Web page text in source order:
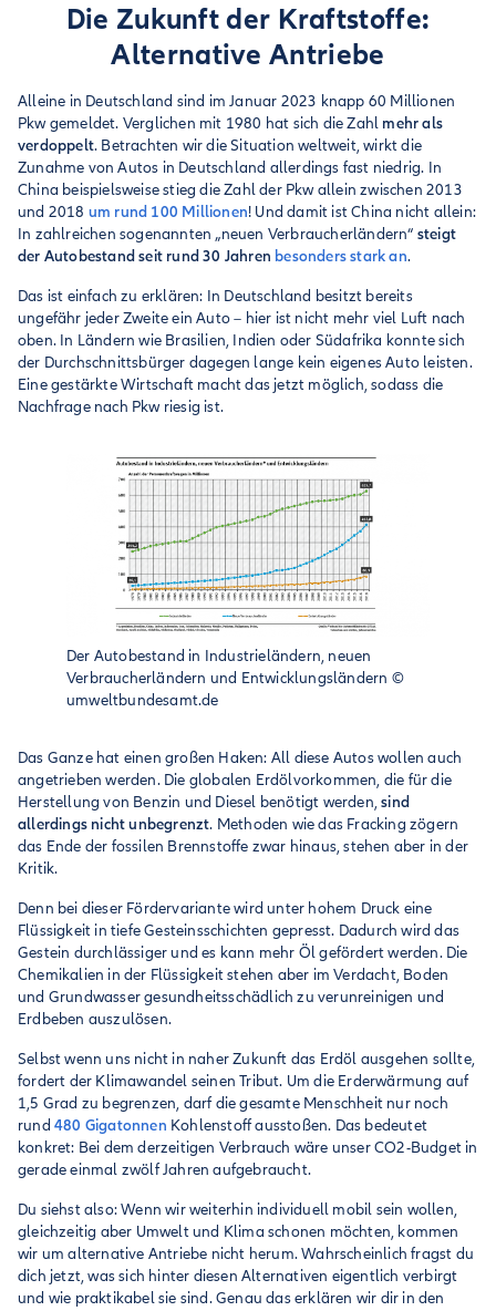
Die Zukunft der Kraftstoffe:
Alternative Antriebe
Alleine in Deutschland sind im Januar 2023 knapp 60 Millionen
Pkw gemeldet. Verglichen mit 1980 hat sich die Zahl mehr als
verdoppelt. Betrachten wir die Situation weltweit, wirkt die
Zunahme von Autos in Deutschland allerdings fast niedrig. In
China beispielsweise stieg die Zahl der Pkw allein zwischen 2013
und 2018 um rund 100 Millionen! Und damit ist China nicht allein:
In zahlreichen sogenannten „neuen Verbraucherländern“ steigt
der Autobestand seit rund 30 Jahren besonders stark an.
Das ist einfach zu erklären: In Deutschland besitzt bereits
ungefähr jeder Zweite ein Auto – hier ist nicht mehr viel Luft nach
oben. In Ländern wie Brasilien, Indien oder Südafrika konnte sich
der Durchschnittsbürger dagegen lange kein eigenes Auto leisten.
Eine gestärkte Wirtschaft macht das jetzt möglich, sodass die
Nachfrage nach Pkw riesig ist.
Der Autobestand in Industrieländern, neuen
Verbraucherländern und Entwicklungsländern ©
umweltbundesamt.de
Das Ganze hat einen großen Haken: All diese Autos wollen auch
angetrieben werden. Die globalen Erdölvorkommen, die für die
Herstellung von Benzin und Diesel benötigt werden,sind
allerdings nicht unbegrenzt. Methoden wie das Fracking zögern
das Ende der fossilen Brennstoffe zwar hinaus, stehen aber in der
Kritik.
Denn bei dieser Fördervariante wird unter hohem Druck eine
Flüssigkeit in tiefe Gesteinsschichten gepresst. Dadurch wird das
Gestein durchlässiger und es kann mehr Öl gefördert werden. Die
Chemikalien in der Flüssigkeit stehen aber im Verdacht, Boden
und Grundwasser gesundheitsschädlich zu verunreinigen und
Erdbeben auszulösen.
Selbst wenn uns nicht in naher Zukunft das Erdöl ausgehen sollte,
fordert der Klimawandel seinen Tribut. Um die Erderwärmung auf
1,5 Grad zu begrenzen, darf die gesamte Menschheit nur noch
rund 480 Gigatonnen Kohlenstoff ausstoßen. Das bedeutet
konkret: Bei dem derzeitigen Verbrauch wäre unser CO2-Budget in
gerade einmal zwölf Jahren aufgebraucht.
Du siehst also: Wenn wir weiterhin individuell mobil sein wollen,
gleichzeitig aber Umwelt und Klima schonen möchten, kommen
wir um alternative Antriebe nicht herum. Wahrscheinlich fragst du
dich jetzt, was sich hinter diesen Alternativen eigentlich verbirgt
und wie praktikabel sie sind. Genau das erklären wir dir in den